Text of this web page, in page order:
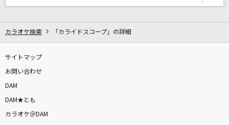
The last element
[生音]ウィーキャン!
氣志團ときただにひろし
いつまでも
カラオケ検索 「カライドスコープ」の詳細
サイトマップ
お問い合わせ
DAM
DAM★とも
カラオケ＠DAM